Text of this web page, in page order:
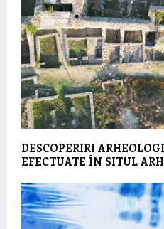
DESCOPERIRI
EFECTUATE ÎN SITUL